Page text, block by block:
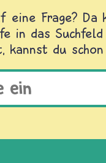
eine Frage?
in das
kannst du